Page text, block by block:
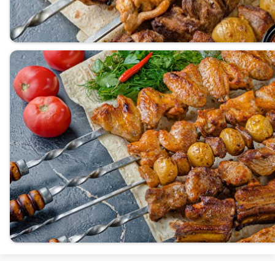
Бутылочное пиво